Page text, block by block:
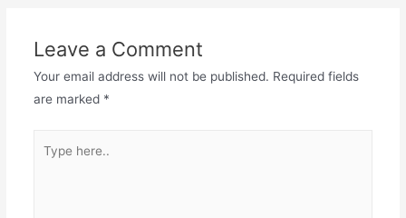
Leave a Comment
Your email address will not be published. Required fields
are marked *
here..